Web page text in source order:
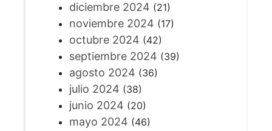
diciembre 2024 (21)
noviembre 2024 (17)
octubre 2024 (42)
septiembre 2024 (39)
agosto 2024 (36)
julio 2024 (38)
junio 2024 (20)
mayo 2024 (46)